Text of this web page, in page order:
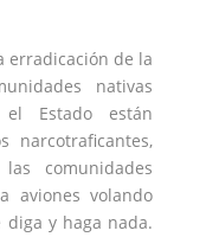
erradicación de la
nativas
Estado están
narcotraficantes,
comunidades
aviones volando
y haga nada.